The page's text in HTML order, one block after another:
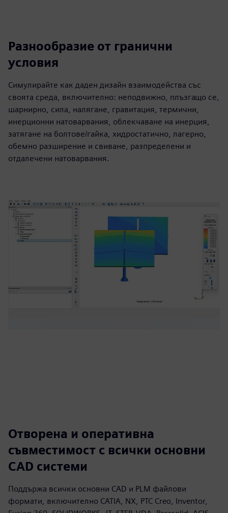
Разнообразие от гранични
условия
Симулирайте как даден дизайн взаимодейства със
своята среда, включително: неподвижно, плъзгащо се,
шарнирно, сила, налягане, гравитация, термични,
инерционни натоварвания, облекчаване на инерция,
затягане на болтове/гайка, хидростатично, лагерно,
обемно разширение и свиване, разпределени и
отдалечени натоварвания.
Отворена и оперативна
съвместимост с всички основни
CAD системи
Поддържа всички основни CAD и PLM файлови
формати, включително CATIA, NX, PTC Creo, Inventor,